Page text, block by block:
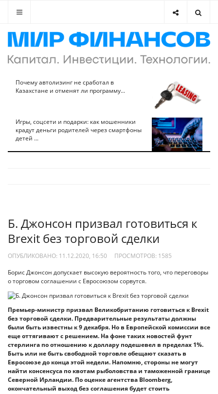
Почему автолизинг не сработал в
Казахстане и отменят ли программу...
Игры, соцсети и подарки: как мошенники
крадут деньги родителей через смартфоны
детей ...
Б. Джонсон призвал готовиться к
Brexit без торговой сделки
ОПУБЛИКОВАНО: 11.12.2020, 16:50 ПРОСМОТРОВ: 1585
Борис Джонсон допускает высокую вероятность того, что переговоры
о торговом соглашении с Евросоюзом сорвутся.
Премьер-министр призвал Великобританию готовиться к Brexit
без торговой сделки. Предварительные результаты должны
были быть известны к 9 декабря. Но в Европейской комиссии все
еще оттягивают с решением. На фоне таких новостей фунт
стерлинга по отношению к доллару подешевел в пределах 1%.
Быть или не быть свободной торговле обещают сказать в
Евросоюзе до конца этой недели. Напомню, стороны не могут
найти консенсуса по квотам рыболовства и таможенной границе
Северной Ирландии. По оценке агентства Bloomberg,
окончательный выход без соглашения будет стоить